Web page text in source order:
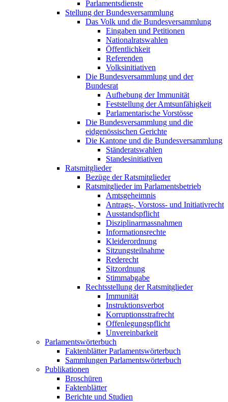
Parlamentsdienste
Stellung der Bundesversammlung
Das Volk und die Bundesversammlung
Eingaben und Petitionen
Nationalratswahlen
Öffentlichkeit
Referenden
Volksinitiativen
Die Bundesversammlung und der
Bundesrat
Aufhebung der Immunität
Feststellung der Amtsunfähigkeit
Parlamentarische Vorstösse
Die Bundesversammlung und die
eidgenössischen Gerichte
Die Kantone und die Bundesversammlung
Ständeratswahlen
Standesinitiativen
Ratsmitglieder
Bezüge der Ratsmitglieder
Ratsmitglieder im Parlamentsbetrieb
Amtsgeheimnis
Antrags-, Vorstoss- und Initiativrecht
Ausstandspflicht
Disziplinarmassnahmen
Informationsrechte
Kleiderordnung
Sitzungsteilnahme
Rederecht
Sitzordnung
Stimmabgabe
Rechtsstellung der Ratsmitglieder
Immunität
Instruktionsverbot
Korruptionsstrafrecht
Offenlegungspflicht
Unvereinbarkeit
Parlamentswörterbuch
Faktenblätter Parlamentswörterbuch
Sammlungen Parlamentswörterbuch
Publikationen
Broschüren
Faktenblätter
Berichte und Studien